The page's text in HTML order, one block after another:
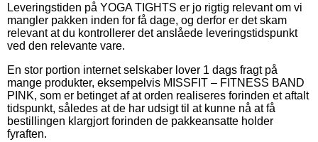
Leveringstiden på YOGA TIGHTS er jo rigtig relevant om vi
mangler pakken inden for få dage, og derfor er det skam
relevant at du kontrollerer det anslåede leveringstidspunkt
ved den relevante vare.
En stor portion internet selskaber lover 1 dags fragt på
mange produkter, eksempelvis MISSFIT – FITNESS BAND
PINK, som er betinget af at orden realiseres forinden et aftalt
tidspunkt, således at de har udsigt til at kunne nå at få
bestillingen klargjort forinden de pakkeansatte holder
fyraften.